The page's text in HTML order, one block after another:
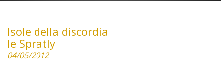
Isole della discordia
le Spratly
04/05/2012